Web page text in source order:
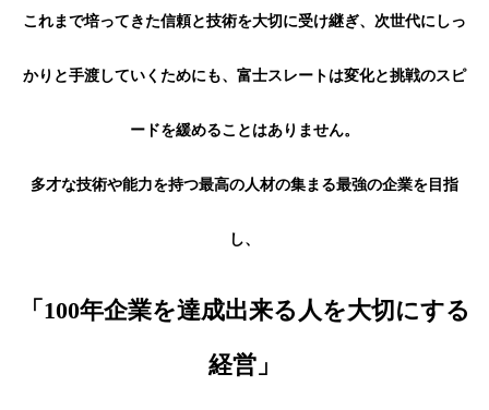
これまで培ってきた信頼と技術を大切に受け継ぎ、次世代にしっ
かりと手渡していくためにも、富士スレートは変化と挑戦のスピ
ードを緩めることはありません。
多才な技術や能力を持つ最高の人材の集まる最強の企業を目指
し、
「100年企業を達成出来る人を大切にする
経営」